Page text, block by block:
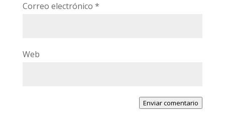
Correo electrónico *
Web
Enviar comentario